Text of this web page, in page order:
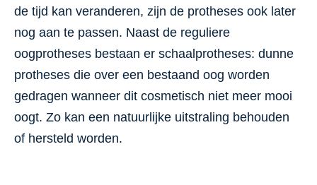
de tijd kan veranderen, zijn de protheses ook later
nog aan te passen. Naast de reguliere
oogprotheses bestaan er schaalprotheses: dunne
protheses die over een bestaand oog worden
gedragen wanneer dit cosmetisch niet meer mooi
oogt. Zo kan een natuurlijke uitstraling behouden
of hersteld worden.